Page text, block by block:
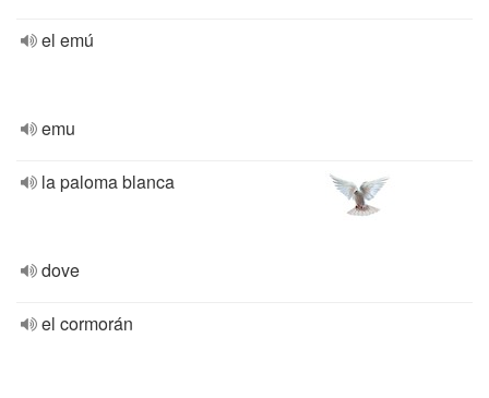
el emú
emu
la paloma blanca
dove
el cormorán